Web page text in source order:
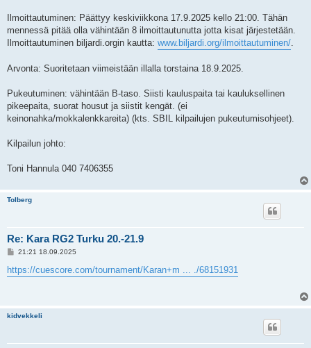
Ilmoittautuminen: Päättyy keskiviikkona 17.9.2025 kello 21:00. Tähän
mennessä pitää olla vähintään 8 ilmoittautunutta jotta kisat järjestetään.
Ilmoittautuminen biljardi.orgin kautta: www.biljardi.org/ilmoittautuminen/
Arvonta: Suoritetaan viimeistään illalla torstaina 18.9.2025.
Pukeutuminen: vähintään B-taso. Siisti kauluspaita tai kauluksellinen
pikeepaita, suorat housut ja siistit kengät. (ei
keinonahka/mokkalenkkareita) (kts. SBIL kilpailujen pukeutumisohjeet).
Kilpailun johto:
Toni Hannula 040 7406355
Tolberg
Re: Kara RG2 Turku 20.-21.9
V
e
s
21:21 18.09.2025
https://cuescore.com/tournament/Karan+m ... ./68151931
kidvekkeli